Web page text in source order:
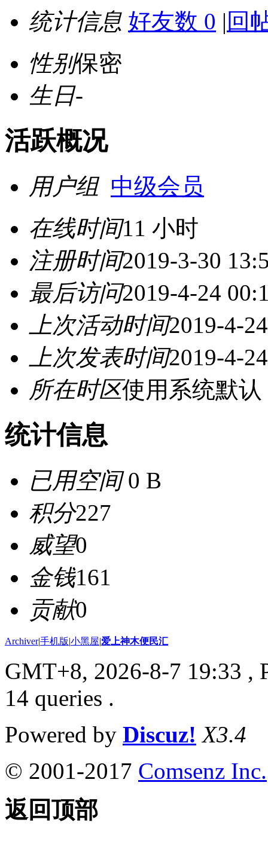
统计信息 好友数 0 | 回
性别保密
生日-
活跃概况
用户组 中级会员
在线时间11 小时
注册时间2019-3-30
最后访问2019-4-24
上次活动时间2019-4-
上次发表时间2019-4-
所在时区使用系统默认
统计信息
已用空间0 B
积分227
威望0
金钱161
贡献0
Archiver|手机版|小黑屋|爱上神木便民汇
GMT+8, 2026-8-7 19:33 ,
14 queries .
Powered by Discuz! X3.4
© 2001-2017 Comsenz Inc.
返回顶部